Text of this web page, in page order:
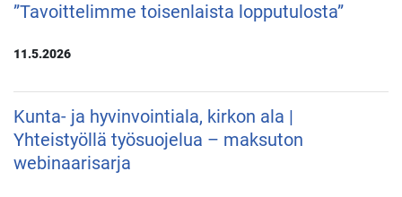
”Tavoittelimme toisenlaista lopputulosta”
11.5.2026
Kunta- ja hyvinvointiala, kirkon ala |
Yhteistyöllä työsuojelua – maksuton
webinaarisarja